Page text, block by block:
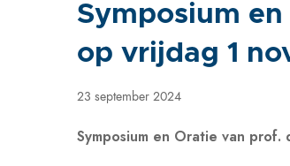
Symposium
op vrijdag 1
23 september 2024
Symposium en Oratie van